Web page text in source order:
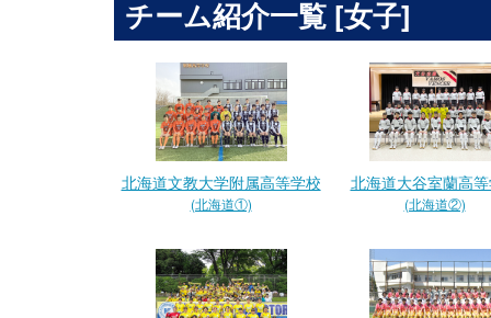
チーム紹介一覧 [女子]
北海道文教大学附属高等学校
(北海道①)
北海道大谷室蘭高
(北海道②)